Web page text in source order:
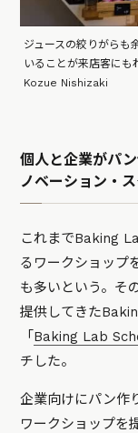
ジュースの絞りがらも
いることが来店客に
Kozue Nishizaki
個人と企業がパ
ノベーション・
これまでBaking
るワークショップ
も多いという。そ
提供してきた
「 Baking Lab
チした。
企業向けにパン作
ワークショップを